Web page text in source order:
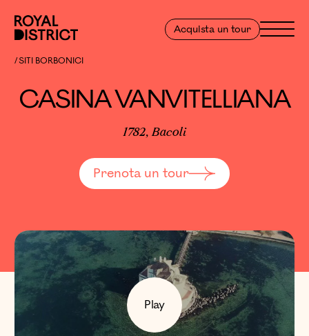
Royal District
Acquista un tour Menu
SITI BORBONICI
CASINA VANVITELLIANA
1782, Bacoli
Prenota un tour
Play